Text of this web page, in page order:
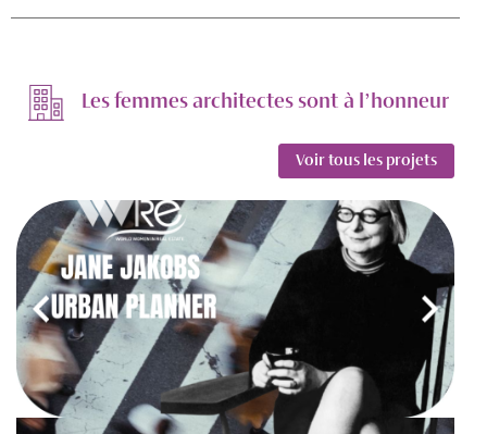
Les femmes architectes sont à l’honneur
Voir tous les projets